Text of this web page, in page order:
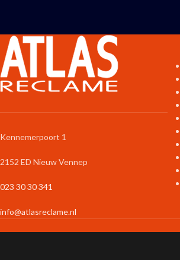
Kennemerpoort 1
2152 ED Nieuw Vennep
023 30 30 341
info@atlasreclame.nl